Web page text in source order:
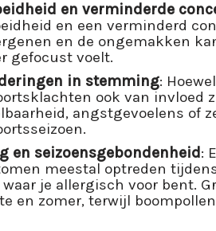
en verminderde
en een verminderd
en de ongemakken
gefocust voelt.
in stemming:
ook van invloed
angstgevoelens of
en seizoensgebondenheid:
meestal optreden
waar je allergisch voor bent.
en zomer, terwijl